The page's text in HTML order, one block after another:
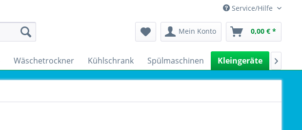
Service/Hilfe
Mein Konto 0,00 € *
Wäschetrockner Kühlschrank Spülmaschinen Kleingeräte Sale
